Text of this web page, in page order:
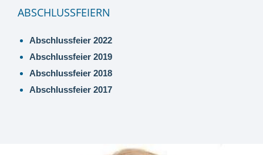
ABSCHLUSSFEIERN
Abschlussfeier 2022
Abschlussfeier 2019
Abschlussfeier 2018
Abschlussfeier 2017